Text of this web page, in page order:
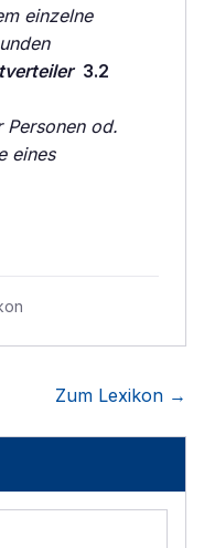
einzelne
3.2
Personen od.
eines
Zum Lexikon →